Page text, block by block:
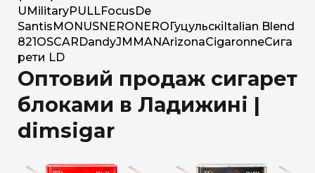
U MilitaryPULLFocus De
Santis MONUSNERO NERO Гуцульскі Italian Blend
821 OSCAR DandyJM MANArizonaCigaronneСига
рети LD
Оптовий продаж сигарет
блоками в Ладижині |
dimsigar